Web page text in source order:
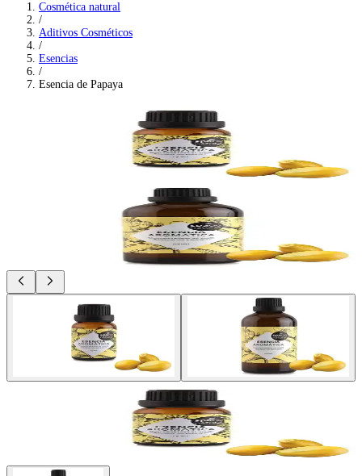
Cosmética natural
/
Aditivos Cosméticos
/
Esencias
/
Esencia de Papaya